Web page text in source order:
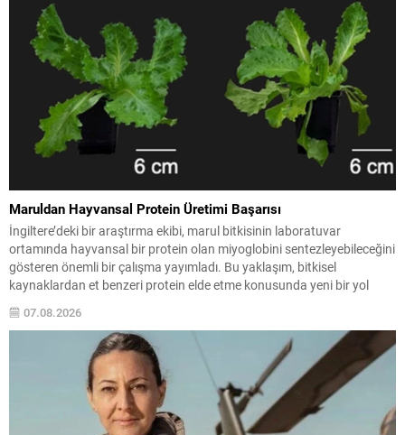
Maruldan Hayvansal Protein Üretimi Başarısı
İngiltere’deki bir araştırma ekibi, marul bitkisinin laboratuvar
ortamında hayvansal bir protein olan miyoglobini sentezleyebileceğini
gösteren önemli bir çalışma yayımladı. Bu yaklaşım, bitkisel
kaynaklardan et benzeri protein elde etme konusunda yeni bir yol
kloroplastlarına aktarılırken bitkilere herhangi bir fotosentez
bozukluğu yaşatılmadı; genetik değişiklikli...
07.08.2026